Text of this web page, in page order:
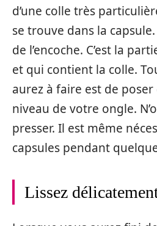
d’une colle très
se trouve dans la
de l’encoche. C’est la
et qui contient la colle.
aurez à faire est de
niveau de votre ongle.
presser. Il est même
capsules pendant
Lissez